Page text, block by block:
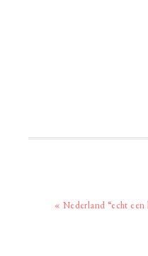
Vorig
« Nederland “echt een